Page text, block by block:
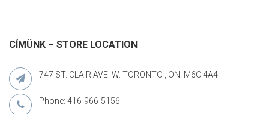
CÍMÜNK – STORE LOCATION
747 ST. CLAIR AVE. W. TORONTO , ON. M6C 4A4
Phone: 416-966-5156